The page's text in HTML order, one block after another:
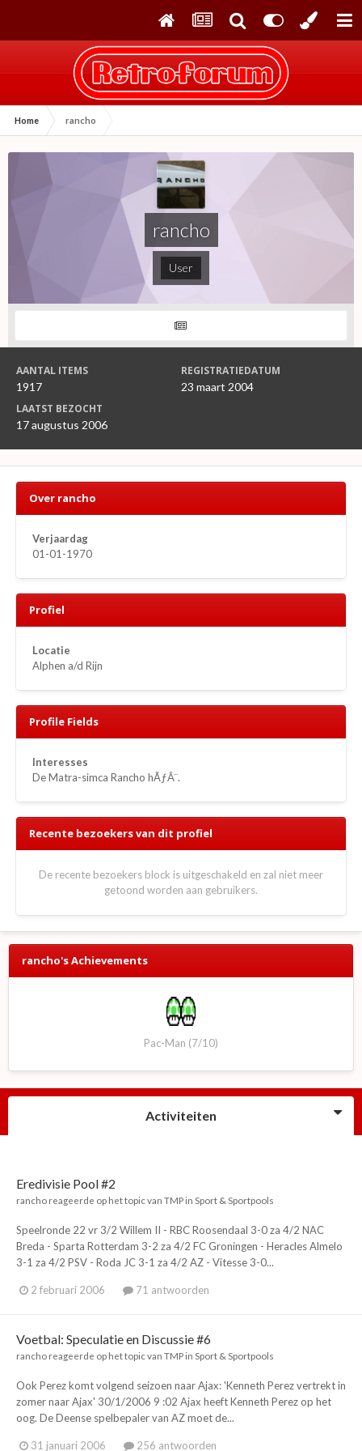
Home rancho
rancho
User
AANTAL ITEMS
1917
REGISTRATIEDATUM
23 maart 2004
LAATST BEZOCHT
17 augustus 2006
Over rancho
Verjaardag
01-01-1970
Profiel
Locatie
Alphen a/d Rijn
Profile Fields
Interesses
De Matra-simca Rancho hÃƒÂ¨.
Recente bezoekers van dit profiel
De recente bezoekers block is uitgeschakeld en zal niet meer
getoond worden aan gebruikers.
rancho's Achievements
Pac-Man (7/10)
Activiteiten
Eredivisie Pool #2
rancho reageerde op het topic van TMP in Sport & Sportpools
Speelronde 22 vr 3/2 Willem II - RBC Roosendaal 3-0 za 4/2 NAC
Breda - Sparta Rotterdam 3-2 za 4/2 FC Groningen - Heracles Almelo
3-1 za 4/2 PSV - Roda JC 3-1 za 4/2 AZ - Vitesse 3-0...
2 februari 2006 71 antwoorden
Voetbal: Speculatie en Discussie #6
rancho reageerde op het topic van TMP in Sport & Sportpools
Ook Perez komt volgend seizoen naar Ajax: 'Kenneth Perez vertrekt in
zomer naar Ajax' 30/1/2006 9 :02 Ajax heeft Kenneth Perez op het
oog. De Deense spelbepaler van AZ moet de...
31 januari 2006 256 antwoorden